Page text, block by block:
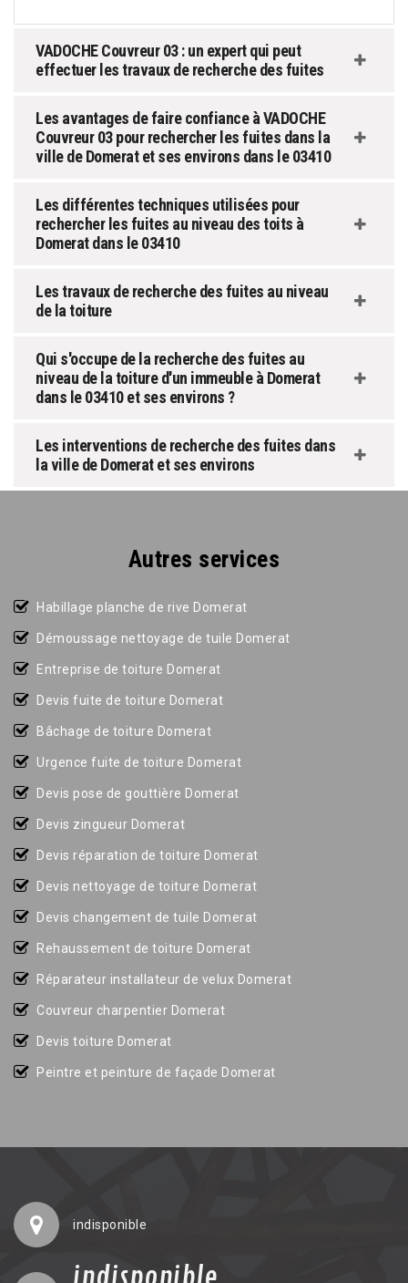
VADOCHE Couvreur 03 : un expert qui peut
effectuer les travaux de recherche des fuites
Les avantages de faire confiance à VADOCHE
Couvreur 03 pour rechercher les fuites dans la
ville de Domerat et ses environs dans le 03410
Les différentes techniques utilisées pour
rechercher les fuites au niveau des toits à
Domerat dans le 03410
Les travaux de recherche des fuites au niveau
de la toiture
Qui s'occupe de la recherche des fuites au
niveau de la toiture d'un immeuble à Domerat
dans le 03410 et ses environs ?
Les interventions de recherche des fuites dans
la ville de Domerat et ses environs
Autres services
Habillage planche de rive Domerat
Démoussage nettoyage de tuile Domerat
Entreprise de toiture Domerat
Devis fuite de toiture Domerat
Bâchage de toiture Domerat
Urgence fuite de toiture Domerat
Devis pose de gouttière Domerat
Devis zingueur Domerat
Devis réparation de toiture Domerat
Devis nettoyage de toiture Domerat
Devis changement de tuile Domerat
Rehaussement de toiture Domerat
Réparateur installateur de velux Domerat
Couvreur charpentier Domerat
Devis toiture Domerat
Peintre et peinture de façade Domerat
indisponible